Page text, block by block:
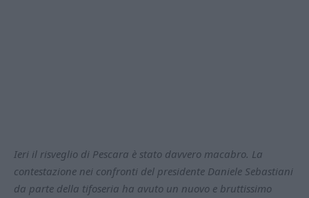
Ieri il risveglio di Pescara è stato davvero macabro. La
contestazione nei confronti del presidente Daniele Sebastiani
da parte della tifoseria ha avuto un nuovo e bruttissimo